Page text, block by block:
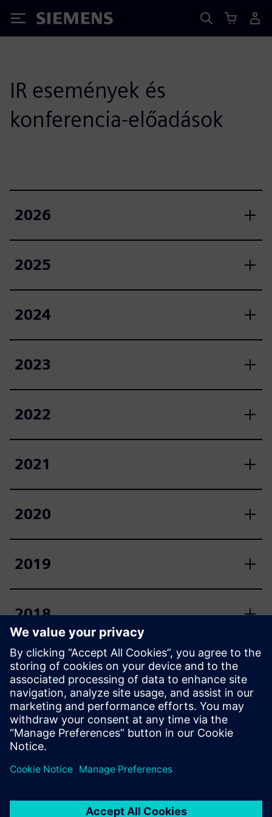
Siemens
IR események és
konferencia-előadások
2026
2025
2024
2023
2022
2021
2020
2019
2018
2017
2016